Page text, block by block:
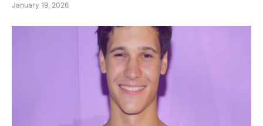
January 19, 2026